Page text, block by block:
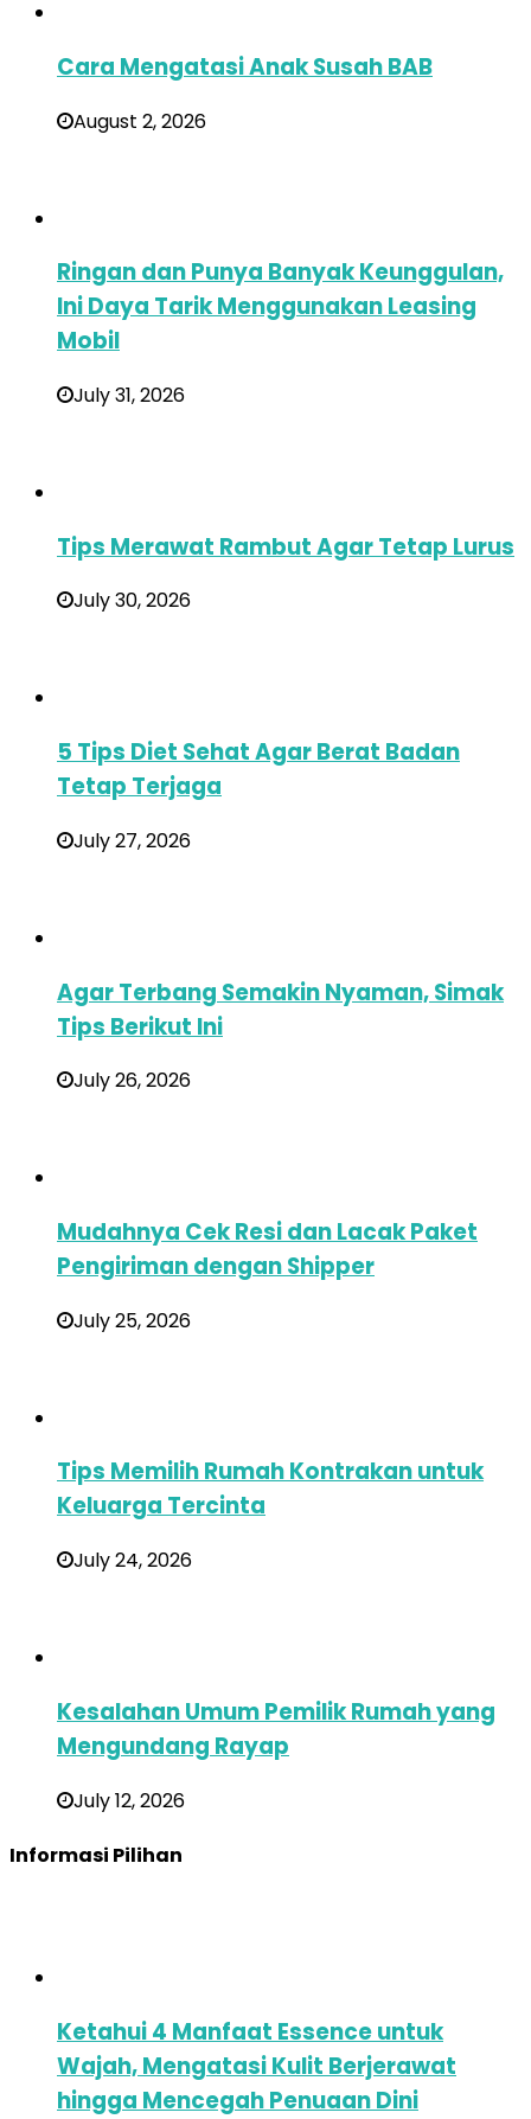
Cara Mengatasi Anak Susah BAB
August 2, 2026
Ringan dan Punya Banyak Keunggulan,
Ini Daya Tarik Menggunakan Leasing
Mobil
July 31, 2026
Tips Merawat Rambut Agar Tetap Lurus
July 30, 2026
5 Tips Diet Sehat Agar Berat Badan
Tetap Terjaga
July 27, 2026
Agar Terbang Semakin Nyaman, Simak
Tips Berikut Ini
July 26, 2026
Mudahnya Cek Resi dan Lacak Paket
Pengiriman dengan Shipper
July 25, 2026
Tips Memilih Rumah Kontrakan untuk
Keluarga Tercinta
July 24, 2026
Kesalahan Umum Pemilik Rumah yang
Mengundang Rayap
July 12, 2026
Informasi Pilihan
Ketahui 4 Manfaat Essence untuk
Wajah, Mengatasi Kulit Berjerawat
hingga Mencegah Penuaan Dini